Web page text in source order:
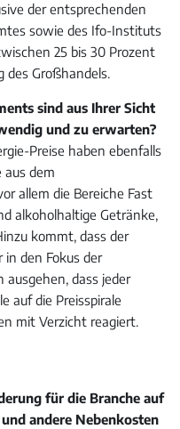
der entsprechenden
sowie des Ifo-Instituts
25 bis 30 Prozent
des Großhandels.
sind aus Ihrer Sicht
und zu erwarten?
Preise haben ebenfalls
dem
allem die Bereiche Fast
alkoholhaltige Getränke,
kommt, dass der
den Fokus der
ausgehen, dass jeder
auf die Preisspirale
mit Verzicht reagiert.
für die Branche auf
andere Nebenkosten